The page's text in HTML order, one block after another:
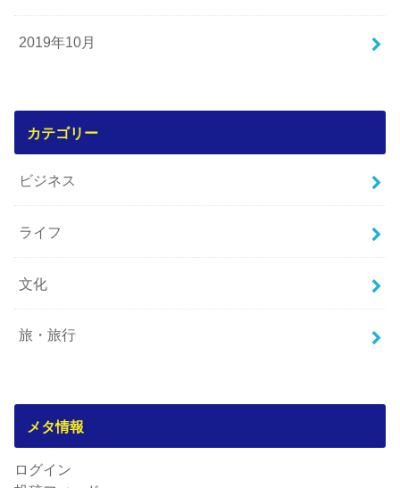
2019年10月
カテゴリー
ビジネス
ライフ
文化
旅・旅行
メタ情報
ログイン